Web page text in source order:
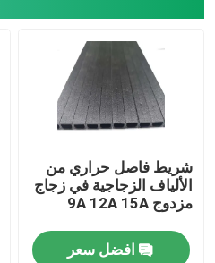
آلة ثني الألومنيوم
ملحقات الزجاج المزودة
ملحقات زجاجية أخرى
مسمار التوسيع
زجاج معشق معماري
شريط فاصل حراري من
الألياف الزجاجية في زجاج
مزدوج 9A 12A 15A
افضل سعر